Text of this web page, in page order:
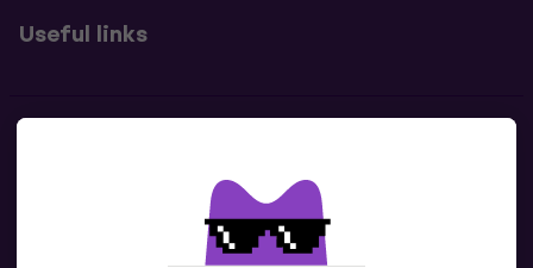
Useful links
Sazinies ar mums